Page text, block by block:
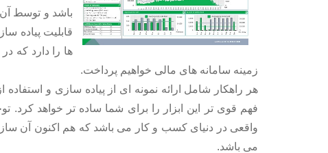
باشد و توسط آن
قابلیت پیاده
زمینه سامانه های مالی خواهیم پرداخت.
هر راهکار شامل ارائه نمونه ای از پیاده سازی و استفاده
فهم قوی تر این ابزار را برای شما ساده تر خواهد کرد.
واقعی در دنیای کسب و کار می باشد که هم اکنون آن
می باشد.